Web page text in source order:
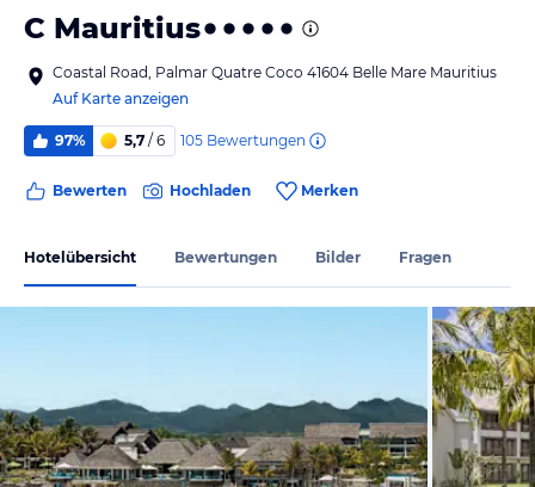
C Mauritius
Coastal Road, Palmar Quatre Coco 41604 Belle Mare Mauritius
Auf Karte anzeigen
97% 5,7 / 6 105 Bewertungen
Bewerten Hochladen Merken
Hotelübersicht Bewertungen Bilder Fragen